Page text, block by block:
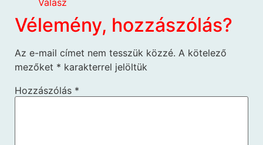
Vélemény, hozzászólás?
Az e-mail címet nem tesszük közzé. A kötelező
mezőket * karakterrel jelöltük
Hozzászólás *